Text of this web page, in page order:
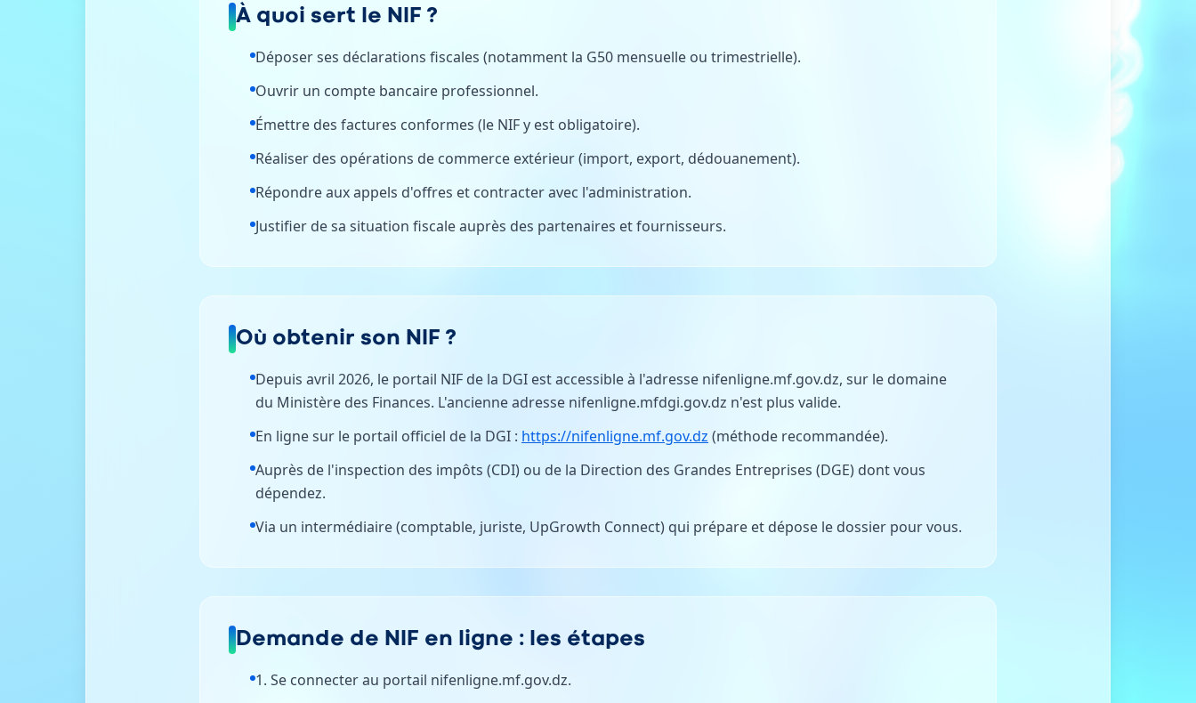
À quoi sert le NIF ?
Déposer ses déclarations fiscales (notamment la G50 mensuelle ou trimestrielle).
Ouvrir un compte bancaire professionnel.
Émettre des factures conformes (le NIF y est obligatoire).
Réaliser des opérations de commerce extérieur (import, export, dédouanement).
Répondre aux appels d'offres et contracter avec l'administration.
Justifier de sa situation fiscale auprès des partenaires et fournisseurs.
Où obtenir son NIF ?
Depuis avril 2026, le portail NIF de la DGI est accessible à l'adresse nifenligne.mf.gov.dz, sur le domaine
du Ministère des Finances. L'ancienne adresse nifenligne.mfdgi.gov.dz n'est plus valide.
En ligne sur le portail officiel de la DGI : https://nifenligne.mf.gov.dz (méthode recommandée).
Auprès de l'inspection des impôts (CDI) ou de la Direction des Grandes Entreprises (DGE) dont vous
dépendez.
Via un intermédiaire (comptable, juriste, UpGrowth Connect) qui prépare et dépose le dossier pour vous.
Demande de NIF en ligne : les étapes
1. Se connecter au portail nifenligne.mf.gov.dz.